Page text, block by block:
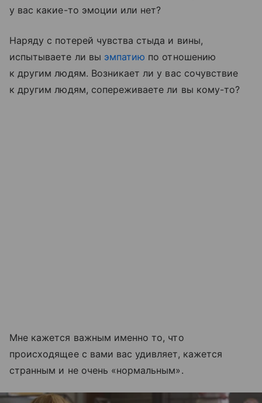
у вас какие-то эмоции или нет?
Наряду с потерей чувства стыда и вины,
испытываете ли вы эмпатию по отношению
к другим людям. Возникает ли у вас сочувствие
к другим людям, сопереживаете ли вы кому-то?
Мне кажется важным именно то, что
происходящее с вами вас удивляет, кажется
странным и не очень «нормальным».